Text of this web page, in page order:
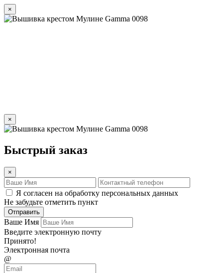
×
×
Быстрый заказ
×
Я согласен на обработку персональных данных
Не забудьте отметить пункт
Отправить
Ваше Имя
Введите электронную почту
Принято!
Электронная почта
@